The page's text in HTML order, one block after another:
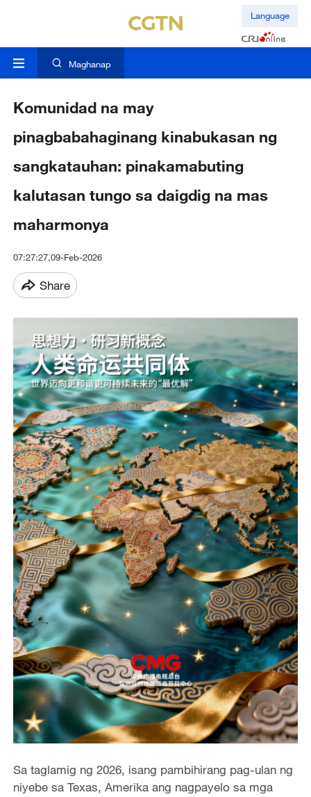
Language
Maghanap
Komunidad na may
pinagbabahaginang kinabukasan ng
sangkatauhan: pinakamabuting
kalutasan tungo sa daigdig na mas
maharmonya
07:27:27,09-Feb-2026
Share
Sa taglamig ng 2026, isang pambihirang pag-ulan ng
niyebe sa Texas, Amerika ang nagpayelo sa mga